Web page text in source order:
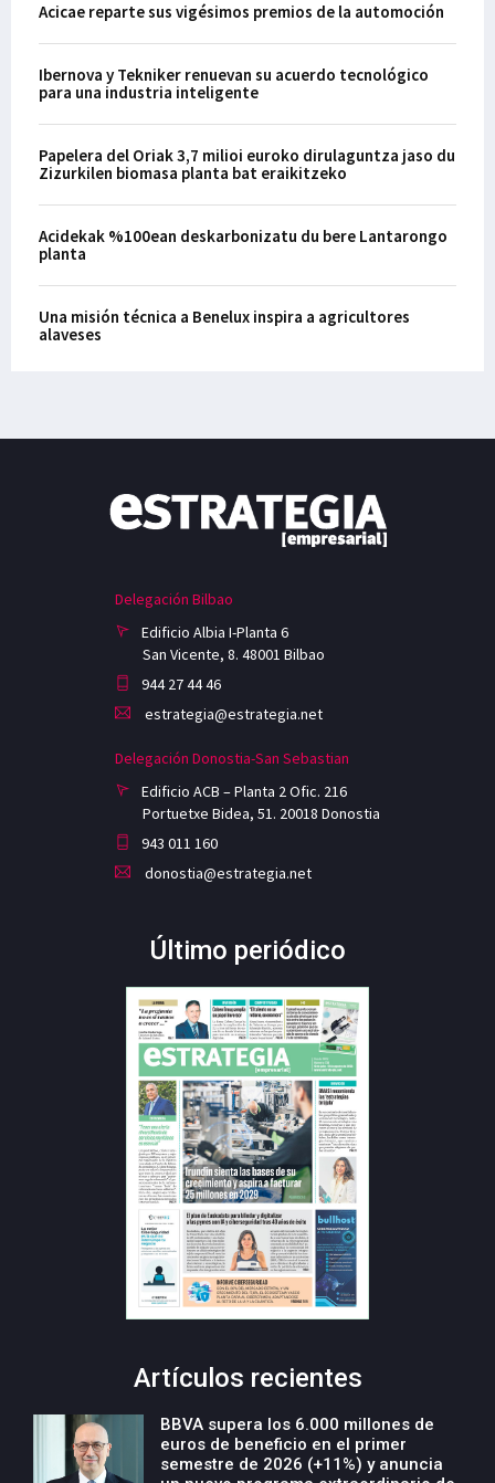
Acicae reparte sus vigésimos premios de la automoción
Ibernova y Tekniker renuevan su acuerdo tecnológico
para una industria inteligente
Papelera del Oriak 3,7 milioi euroko dirulaguntza jaso du
Zizurkilen biomasa planta bat eraikitzeko
Acidekak %100ean deskarbonizatu du bere Lantarongo
planta
Una misión técnica a Benelux inspira a agricultores
alaveses
Delegación Bilbao
Edificio Albia I-Planta 6
San Vicente, 8. 48001 Bilbao
944 27 44 46
estrategia@estrategia.net
Delegación Donostia-San Sebastian
Edificio ACB – Planta 2 Ofic. 216
Portuetxe Bidea, 51. 20018 Donostia
943 011 160
donostia@estrategia.net
Último periódico
Artículos recientes
BBVA supera los 6.000 millones de
euros de beneficio en el primer
semestre de 2026 (+11%) y anuncia